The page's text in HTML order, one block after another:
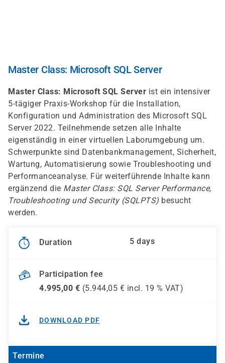
Master Class: Microsoft SQL Server
Master Class: Microsoft SQL Server ist ein intensiver
5-tägiger Praxis-Workshop für die Installation,
Konfiguration und Administration des Microsoft SQL
Server 2022. Teilnehmende setzen alle Inhalte
eigenständig in einer virtuellen Laborumgebung um.
Schwerpunkte sind Datenbankmanagement, Sicherheit,
Wartung, Automatisierung sowie Troubleshooting und
Performanceanalyse. Für weiterführende Inhalte kann
ergänzend die Master Class: SQL Server Performance,
Troubleshooting und Security (SQLPTS) besucht
werden.
Duration 5 days
Participation fee
4.995,00 € (5.944,05 € incl. 19 % VAT)
DOWNLOAD PDF
Termine